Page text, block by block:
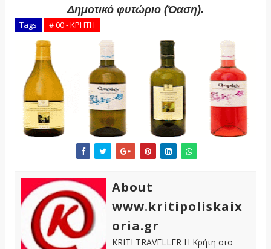
Δημοτικό φυτώριο (Όαση).
Tags # 00 - ΚΡΗΤΗ
About
www.kritipoliskaix
oria.gr
KRITI TRAVELLER Η Κρήτη στο